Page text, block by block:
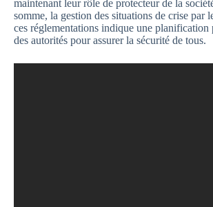
maintenant leur rôle de protecteur de la
somme, la gestion des situations de crise par
ces réglementations indique une planification
des autorités pour assurer la sécurité de tous.